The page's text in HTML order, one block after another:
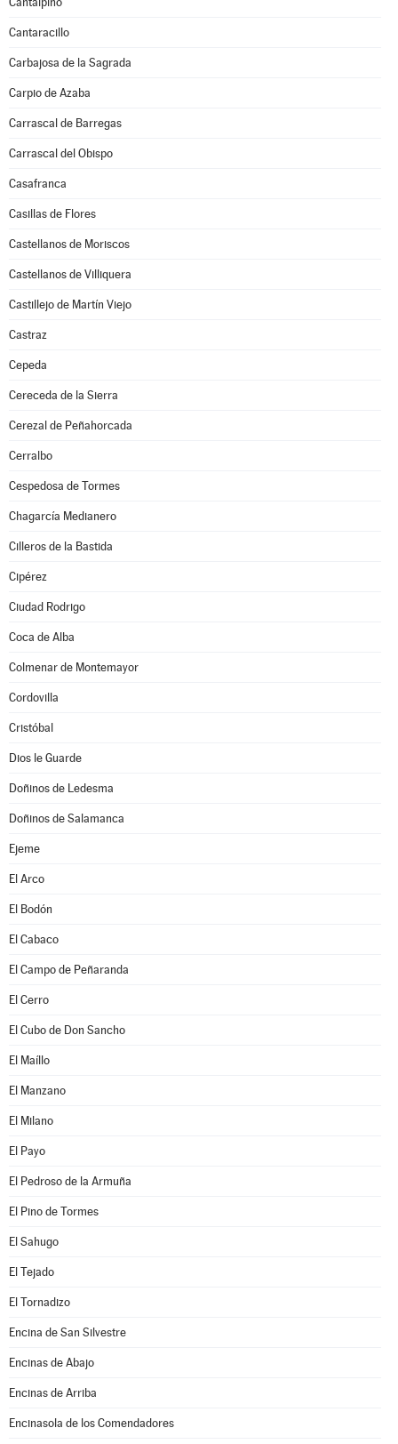
Cantaracillo
Carbajosa de la Sagrada
Carpio de Azaba
Carrascal de Barregas
Carrascal del Obispo
Casafranca
Casillas de Flores
Castellanos de Moriscos
Castellanos de Villiquera
Castillejo de Martín Viejo
Castraz
Cepeda
Cereceda de la Sierra
Cerezal de Peñahorcada
Cerralbo
Cespedosa de Tormes
Chagarcía Medianero
Cilleros de la Bastida
Cipérez
Ciudad Rodrigo
Coca de Alba
Colmenar de Montemayor
Cordovilla
Cristóbal
Dios le Guarde
Doñinos de Ledesma
Doñinos de Salamanca
Ejeme
El Arco
El Bodón
El Cabaco
El Campo de Peñaranda
El Cerro
El Cubo de Don Sancho
El Maíllo
El Manzano
El Milano
El Payo
El Pedroso de la Armuña
El Pino de Tormes
El Sahugo
El Tejado
El Tornadizo
Encina de San Silvestre
Encinas de Abajo
Encinas de Arriba
Encinasola de los Comendadores